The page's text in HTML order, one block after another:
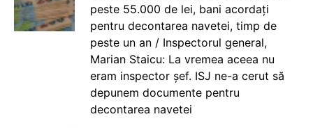
peste 55.000 de lei, bani acordați
pentru decontarea navetei, timp de
peste un an / Inspectorul general,
Marian Staicu: La vremea aceea nu
eram inspector șef. ISJ ne-a cerut să
depunem documente pentru
decontarea navetei